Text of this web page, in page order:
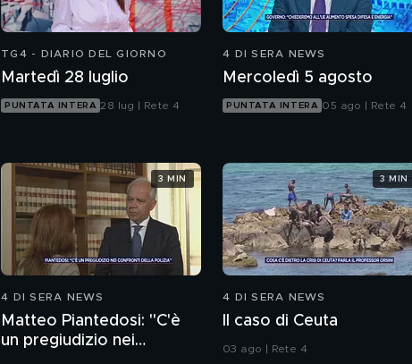
TG4 - DIARIO DEL GIORNO
Martedì 28 luglio
PUNTATA INTERA 28 lug | Rete 4
4 DI SERA NEWS
Mercoledì 5 agosto
PUNTATA INTERA 05 ago | Rete 4
4 DI SERA NEWS
Matteo Piantedosi: "C'è
un pregiudizio nei
3 MIN
4 DI SERA NEWS
Il caso di Ceuta
03 ago | Rete 4
3 MIN